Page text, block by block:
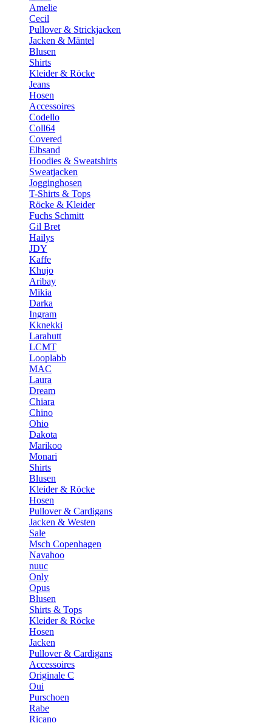
Amelie
Cecil
Pullover & Strickjacken
Jacken & Mäntel
Blusen
Shirts
Kleider & Röcke
Jeans
Hosen
Accessoires
Codello
Coll64
Covered
Elbsand
Hoodies & Sweatshirts
Sweatjacken
Jogginghosen
T-Shirts & Tops
Röcke & Kleider
Fuchs Schmitt
Gil Bret
Hailys
JDY
Kaffe
Khujo
Aribay
Mikia
Darka
Ingram
Kknekki
Larahutt
LCMT
Looplabb
MAC
Laura
Dream
Chiara
Chino
Ohio
Dakota
Marikoo
Monari
Shirts
Blusen
Kleider & Röcke
Hosen
Pullover & Cardigans
Jacken & Westen
Sale
Msch Copenhagen
Navahoo
nuuc
Only
Opus
Blusen
Shirts & Tops
Kleider & Röcke
Hosen
Jacken
Pullover & Cardigans
Accessoires
Originale C
Oui
Purschoen
Rabe
Ricano